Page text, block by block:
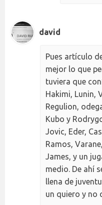
david
Pues artículo
mejor lo que
tuviera que
Hakimi, Lunin,
Regulion,
Kubo y
Jovic, Eder,
Ramos,
James, y un
medio. De ahí
llena de
un quiero y no